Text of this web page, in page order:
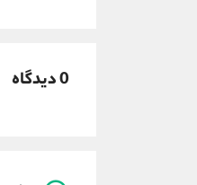
0 دیدگاه